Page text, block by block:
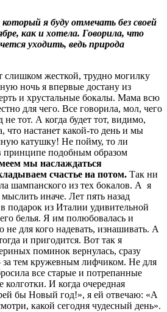
я буду отмечать без своей
как и хотела. Говорила, что
уходить, ведь природа
слишком жесткой, трудно могилку
ночь я впервые достану из
и хрустальные бокалы. Мама всю
для чего. Все говорила, мол, чего
не тот. А когда будет тот, видимо,
что настанет какой-то день и мы
катушку! Не пойму, то ли
принципе подобным образом
мы наслаждаться
счастье на потом. Так ни
шампанского из тех бокалов. А я
иначе. Лет пять назад
подарок из Италии удивительной
белья. Я им полюбовалась и
для кого надевать, изнашивать. А
и пригодится. Вот так я
поминок вернулась, сразу
за тем кружевным лифчиком. Не для
все старые и потрепанные
И когда очередная
бы Новый год!», я ей отвечаю: «А
какой сегодня чудесный день».